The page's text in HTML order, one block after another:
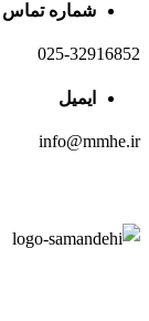
شماره تماس
025-32916852
ایمیل
info@mmhe.ir